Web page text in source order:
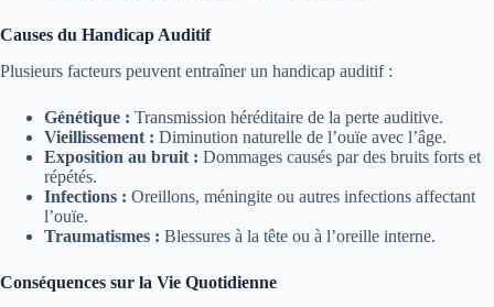
Causes du Handicap Auditif
Plusieurs facteurs peuvent entraîner un handicap auditif :
Génétique : Transmission héréditaire de la perte auditive.
Vieillissement : Diminution naturelle de l’ouïe avec l’âge.
Exposition au bruit : Dommages causés par des bruits forts et
répétés.
Infections : Oreillons, méningite ou autres infections affectant
l’ouïe.
Traumatismes : Blessures à la tête ou à l’oreille interne.
Conséquences sur la Vie Quotidienne